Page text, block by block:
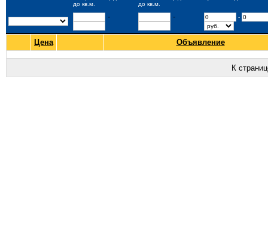
до кв.м.
до кв.м.
- - -
Цена Объявление
К